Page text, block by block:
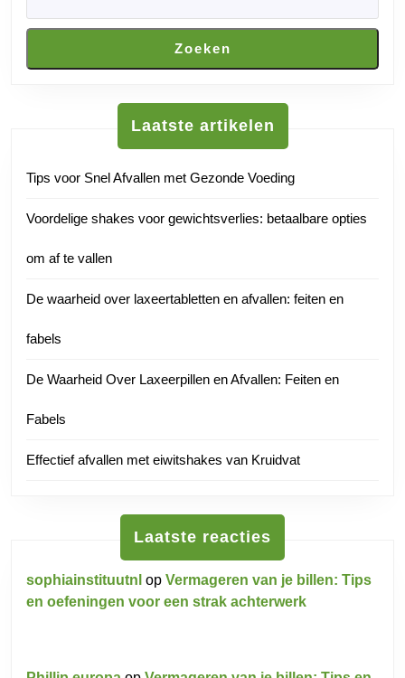
Zoeken
Laatste artikelen
Tips voor Snel Afvallen met Gezonde Voeding
Voordelige shakes voor gewichtsverlies: betaalbare opties
om af te vallen
De waarheid over laxeertabletten en afvallen: feiten en
fabels
De Waarheid Over Laxeerpillen en Afvallen: Feiten en
Fabels
Effectief afvallen met eiwitshakes van Kruidvat
Laatste reacties
sophiainstituutnl op Vermageren van je billen: Tips
en oefeningen voor een strak achterwerk